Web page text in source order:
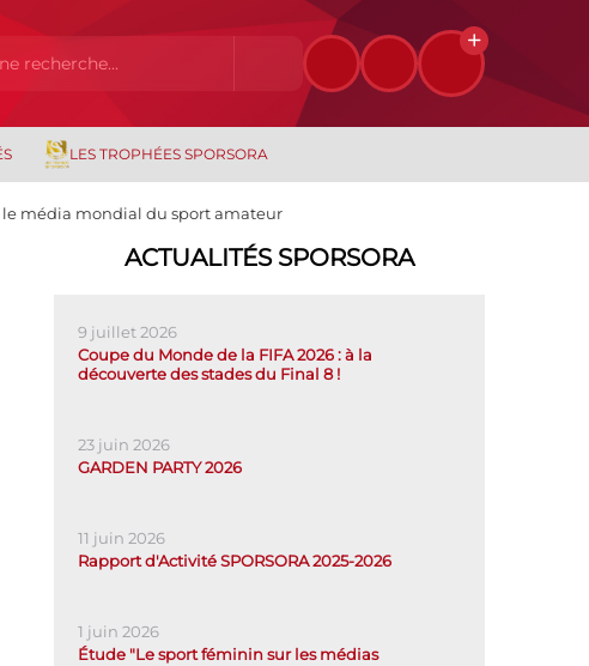
LES TROPHÉES SPORSORA
le média mondial du sport amateur
ACTUALITÉS SPORSORA
9 juillet 2026
Coupe du Monde de la FIFA 2026 : à la
découverte des stades du Final 8 !
23 juin 2026
GARDEN PARTY 2026
11 juin 2026
Rapport d'Activité SPORSORA 2025-2026
1 juin 2026
Étude "Le sport féminin sur les médias